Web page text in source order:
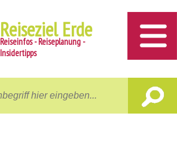
Reiseziel Erde
Reiseinfos - Reiseplanung -
Insidertipps